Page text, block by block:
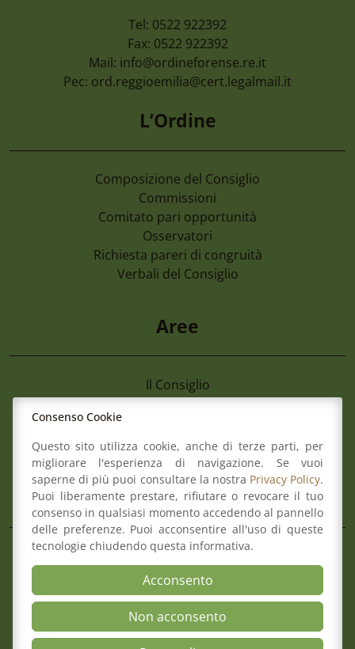
4 Agosto 2026
Cimone 2027 59° Campionato
Magistrati
Tel: 0522 922392
Fax: 0522 922392
Mail: info@ordineforense.re.it
Pec: ord.reggioemilia@cert.legalmail.it
L’Ordine
Composizione del Consiglio
Commissioni
Comitato pari opportunità
Osservatori
Richiesta pareri di congruità
Verbali del Consiglio
Aree
Il Consiglio
Consultazione Albo
Comitato pari opportunità
Mediazione
Organismo di composizione della crisi
Mappa del sito
Contatti
Meccanismo di Feedback
Dichiarazione di Accessibilità
Privacy Policy & Cookie
Consenso Cookie
Questo sito utilizza cookie, anche di terze parti, per
migliorare l'esperienza di navigazione. Se vuoi
saperne di più puoi consultare la nostra Privacy Policy.
Puoi liberamente prestare, rifiutare o revocare il tuo
consenso in qualsiasi momento accedendo al pannello
delle preferenze. Puoi acconsentire all'uso di queste
tecnologie chiudendo questa informativa.
Acconsento
Non acconsento